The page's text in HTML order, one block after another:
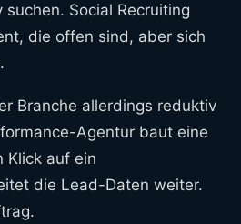
Social Recruiting
die offen sind, aber sich
Branche allerdings reduktiv
Agentur baut eine
Klick auf ein
die Lead-Daten weiter.